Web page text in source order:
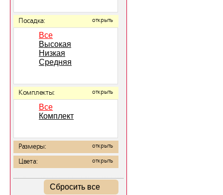
Посадка: открыть
Все
Высокая
Низкая
Средняя
Комплекты: открыть
Все
Комплект
Размеры: открыть
Цвета: открыть
Сбросить все